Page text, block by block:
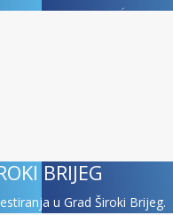
BRIJEG
u Grad Široki Brijeg.